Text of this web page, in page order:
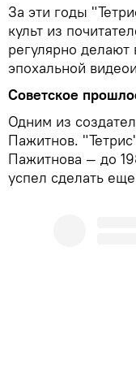
За эти годы
культ из
регулярно делают
эпохальной
Советское
Одним из
Пажитнов.
Пажитнова — до
успел сделать